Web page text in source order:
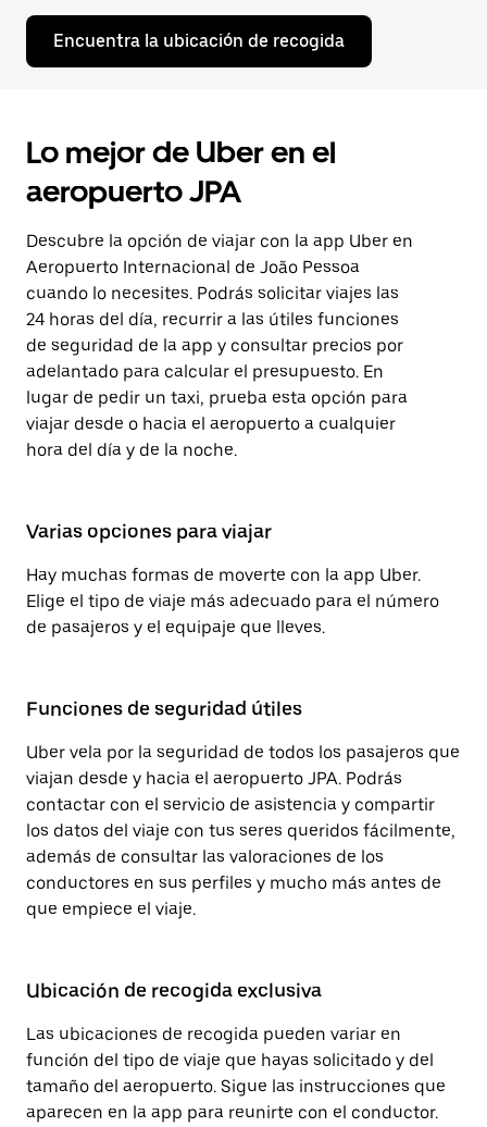
Encuentra la ubicación de recogida
Lo mejor de Uber en el
aeropuerto JPA
Descubre la opción de viajar con la app Uber en
Aeropuerto Internacional de João Pessoa
cuando lo necesites. Podrás solicitar viajes las
24 horas del día, recurrir a las útiles funciones
de seguridad de la app y consultar precios por
adelantado para calcular el presupuesto. En
lugar de pedir un taxi, prueba esta opción para
viajar desde o hacia el aeropuerto a cualquier
hora del día y de la noche.
Varias opciones para viajar
Hay muchas formas de moverte con la app Uber.
Elige el tipo de viaje más adecuado para el número
de pasajeros y el equipaje que lleves.
Funciones de seguridad útiles
Uber vela por la seguridad de todos los pasajeros que
viajan desde y hacia el aeropuerto JPA. Podrás
contactar con el servicio de asistencia y compartir
los datos del viaje con tus seres queridos fácilmente,
además de consultar las valoraciones de los
conductores en sus perfiles y mucho más antes de
que empiece el viaje.
Ubicación de recogida exclusiva
Las ubicaciones de recogida pueden variar en
función del tipo de viaje que hayas solicitado y del
tamaño del aeropuerto. Sigue las instrucciones que
aparecen en la app para reunirte con el conductor.